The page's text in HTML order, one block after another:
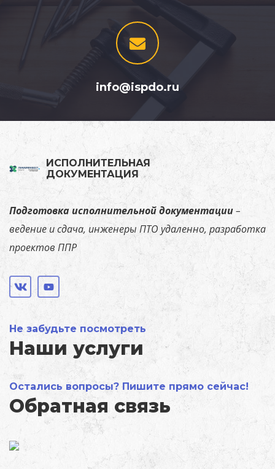
info@ispdo.ru
ИСПОЛНИТЕЛЬНАЯ
ДОКУМЕНТАЦИЯ
Подготовка исполнительной документации–
ведение и сдача, инженеры ПТО удаленно, разработка
проектов ППР
Не забудьте посмотреть
Наши услуги
Остались вопросы? Пишите прямо сейчас!
Обратная связь